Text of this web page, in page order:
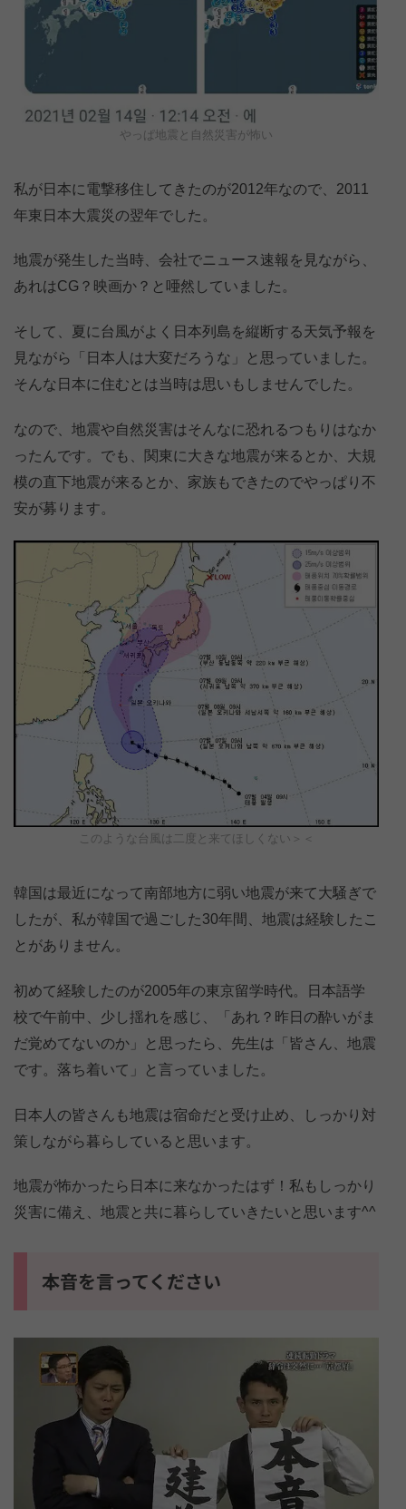
やっぱ地震と自然災害が怖い
私が日本に電撃移住してきたのが2012年なので、2011
年東日本大震災の翌年でした。
地震が発生した当時、会社でニュース速報を見ながら、
あれはCG？映画か？と唖然していました。
そして、夏に台風がよく日本列島を縦断する天気予報を
見ながら「日本人は大変だろうな」と思っていました。
そんな日本に住むとは当時は思いもしませんでした。
なので、地震や自然災害はそんなに恐れるつもりはなか
ったんです。でも、関東に大きな地震が来るとか、大規
模の直下地震が来るとか、家族もできたのでやっぱり不
安が募ります。
このような台風は二度と来てほしくない＞＜
韓国は最近になって南部地方に弱い地震が来て大騒ぎで
したが、私が韓国で過ごした30年間、地震は経験したこ
とがありません。
初めて経験したのが2005年の東京留学時代。日本語学
校で午前中、少し揺れを感じ、「あれ？昨日の酔いがま
だ覚めてないのか」と思ったら、先生は「皆さん、地震
です。落ち着いて」と言っていました。
日本人の皆さんも地震は宿命だと受け止め、しっかり対
策しながら暮らしていると思います。
地震が怖かったら日本に来なかったはず！私もしっかり
災害に備え、地震と共に暮らしていきたいと思います^^
本音を言ってください